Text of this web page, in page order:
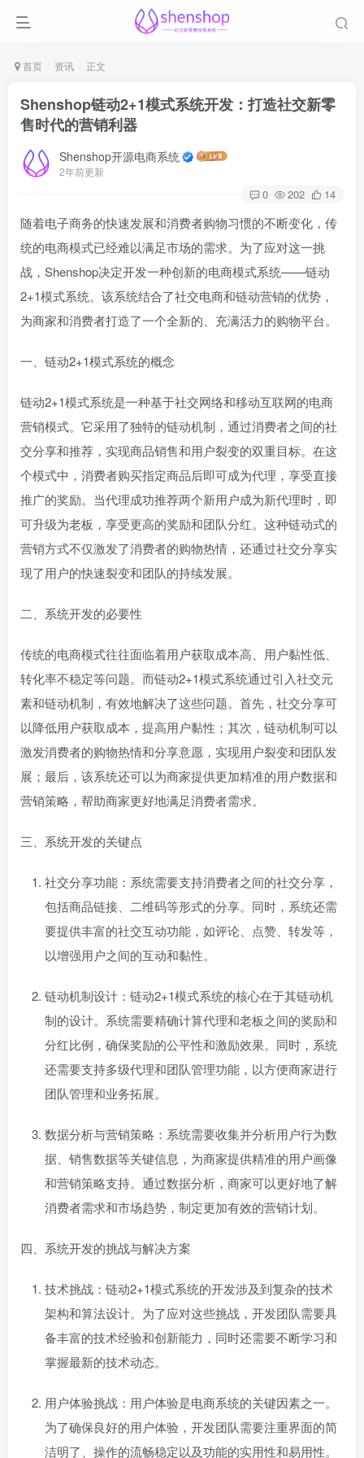
首页 资讯 正文
Shenshop链动2+1模式系统开发：打造社交新零
售时代的营销利器
Shenshop开源电商系统
2年前更新
0 202 14
随着电子商务的快速发展和消费者购物习惯的不断变化，传
统的电商模式已经难以满足市场的需求。为了应对这一挑
战，Shenshop决定开发一种创新的电商模式系统——链动
2+1模式系统。该系统结合了社交电商和链动营销的优势，
为商家和消费者打造了一个全新的、充满活力的购物平台。
一、链动2+1模式系统的概念
链动2+1模式系统是一种基于社交网络和移动互联网的电商
营销模式。它采用了独特的链动机制，通过消费者之间的社
交分享和推荐，实现商品销售和用户裂变的双重目标。在这
个模式中，消费者购买指定商品后即可成为代理，享受直接
推广的奖励。当代理成功推荐两个新用户成为新代理时，即
可升级为老板，享受更高的奖励和团队分红。这种链动式的
营销方式不仅激发了消费者的购物热情，还通过社交分享实
现了用户的快速裂变和团队的持续发展。
二、系统开发的必要性
传统的电商模式往往面临着用户获取成本高、用户黏性低、
转化率不稳定等问题。而链动2+1模式系统通过引入社交元
素和链动机制，有效地解决了这些问题。首先，社交分享可
以降低用户获取成本，提高用户黏性；其次，链动机制可以
激发消费者的购物热情和分享意愿，实现用户裂变和团队发
展；最后，该系统还可以为商家提供更加精准的用户数据和
营销策略，帮助商家更好地满足消费者需求。
三、系统开发的关键点
社交分享功能：系统需要支持消费者之间的社交分享，
包括商品链接、二维码等形式的分享。同时，系统还需
要提供丰富的社交互动功能，如评论、点赞、转发等，
以增强用户之间的互动和黏性。
链动机制设计：链动2+1模式系统的核心在于其链动机
制的设计。系统需要精确计算代理和老板之间的奖励和
分红比例，确保奖励的公平性和激励效果。同时，系统
还需要支持多级代理和团队管理功能，以方便商家进行
团队管理和业务拓展。
数据分析与营销策略：系统需要收集并分析用户行为数
据、销售数据等关键信息，为商家提供精准的用户画像
和营销策略支持。通过数据分析，商家可以更好地了解
消费者需求和市场趋势，制定更加有效的营销计划。
四、系统开发的挑战与解决方案
技术挑战：链动2+1模式系统的开发涉及到复杂的技术
架构和算法设计。为了应对这些挑战，开发团队需要具
备丰富的技术经验和创新能力，同时还需要不断学习和
掌握最新的技术动态。
用户体验挑战：用户体验是电商系统的关键因素之一。
为了确保良好的用户体验，开发团队需要注重界面的简
洁明了、操作的流畅稳定以及功能的实用性和易用性。